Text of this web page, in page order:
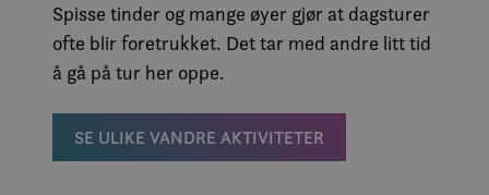
Spisse tinder og mange øyer gjør at dagsturer
ofte blir foretrukket. Det tar med andre litt tid
å gå på tur her oppe.
SE ULIKE VANDRE AKTIVITETER